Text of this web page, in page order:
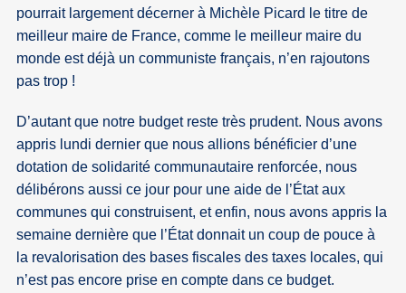
pourrait largement décerner à Michèle Picard le titre de
meilleur maire de France, comme le meilleur maire du
monde est déjà un communiste français, n’en rajoutons
pas trop !
D’autant que notre budget reste très prudent. Nous avons
appris lundi dernier que nous allions bénéficier d’une
dotation de solidarité communautaire renforcée, nous
délibérons aussi ce jour pour une aide de l’État aux
communes qui construisent, et enfin, nous avons appris la
semaine dernière que l’État donnait un coup de pouce à
la revalorisation des bases fiscales des taxes locales, qui
n’est pas encore prise en compte dans ce budget.